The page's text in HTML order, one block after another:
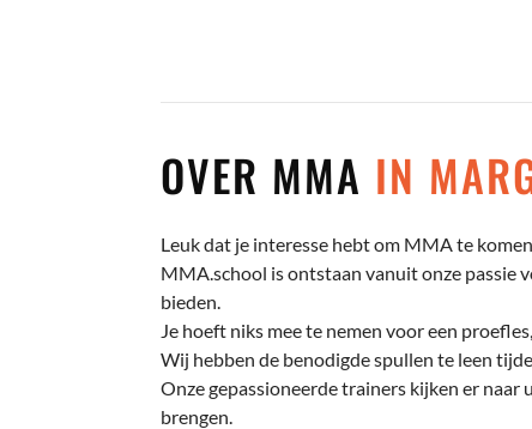
OVER MMA IN
Leuk dat je interesse hebt om MMA te
MMA.school is ontstaan vanuit onze passie
bieden.
Je hoeft niks mee te nemen voor een
Wij hebben de benodigde spullen te leen
Onze gepassioneerde trainers kijken er
brengen.